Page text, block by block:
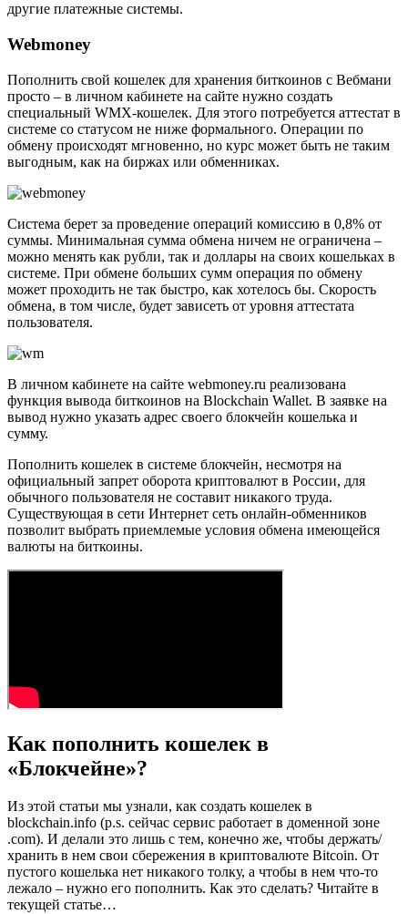
другие платежные системы.
Webmoney
Пополнить свой кошелек для хранения биткоинов с Вебмани
просто – в личном кабинете на сайте нужно создать
специальный WMX-кошелек. Для этого потребуется аттестат в
системе со статусом не ниже формального. Операции по
обмену происходят мгновенно, но курс может быть не таким
выгодным, как на биржах или обменниках.
Система берет за проведение операций комиссию в 0,8% от
суммы. Минимальная сумма обмена ничем не ограничена –
можно менять как рубли, так и доллары на своих кошельках в
системе. При обмене больших сумм операция по обмену
может проходить не так быстро, как хотелось бы. Скорость
обмена, в том числе, будет зависеть от уровня аттестата
пользователя.
В личном кабинете на сайте webmoney.ru реализована
функция вывода биткоинов на Blockchain Wallet. В заявке на
вывод нужно указать адрес своего блокчейн кошелька и
сумму.
Пополнить кошелек в системе блокчейн, несмотря на
официальный запрет оборота криптовалют в России, для
обычного пользователя не составит никакого труда.
Существующая в сети Интернет сеть онлайн-обменников
позволит выбрать приемлемые условия обмена имеющейся
валюты на биткоины.
Как пополнить кошелек в
«Блокчейне»?
Из этой статьи мы узнали, как создать кошелек в
blockchain.info (p.s. сейчас сервис работает в доменной зоне
.com). И делали это лишь с тем, конечно же, чтобы держать/
хранить в нем свои сбережения в криптовалюте Bitcoin. От
пустого кошелька нет никакого толку, а чтобы в нем что-то
лежало – нужно его пополнить. Как это сделать? Читайте в
текущей статье…